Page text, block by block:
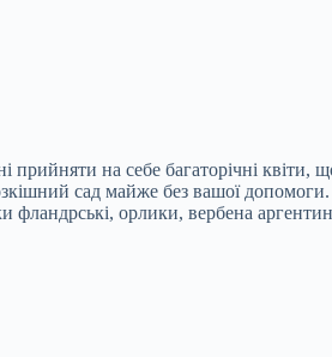
на себе багаторічні квіти,
сад майже без вашої допомоги.
орлики, вербена